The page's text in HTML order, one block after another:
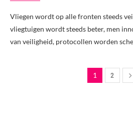
Vliegen wordt op alle fronten steeds
vliegtuigen wordt steeds beter, men
van veiligheid, protocollen worden
1 2